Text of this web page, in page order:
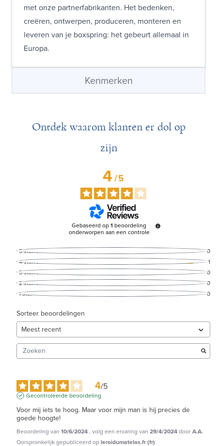
met onze partnerfabrikanten. Het bedenken,
creëren, ontwerpen, produceren, monteren en
leveren van je boxspring: het gebeurt allemaal in
Europa.
Kenmerken
Ontdek waarom klanten er dol op
zijn
4/5
Gebaseerd op1beoordeling
onderworpen aan een controle
5sterren
0
4sterren
1
3sterren
0
2sterren
0
1ster 0
Sorteer beoordelingen
4/5
Gecontroleerde beoordeling
Voor mij iets te hoog. Maar voor mijn man is hij precies de
goede hoogte!
Beoordeling van 10/6/2024, volg een ervaring van 29/4/2024doorA.A.
Oorspronkelijk gepubliceerd opleroidumatelas.fr (fr)